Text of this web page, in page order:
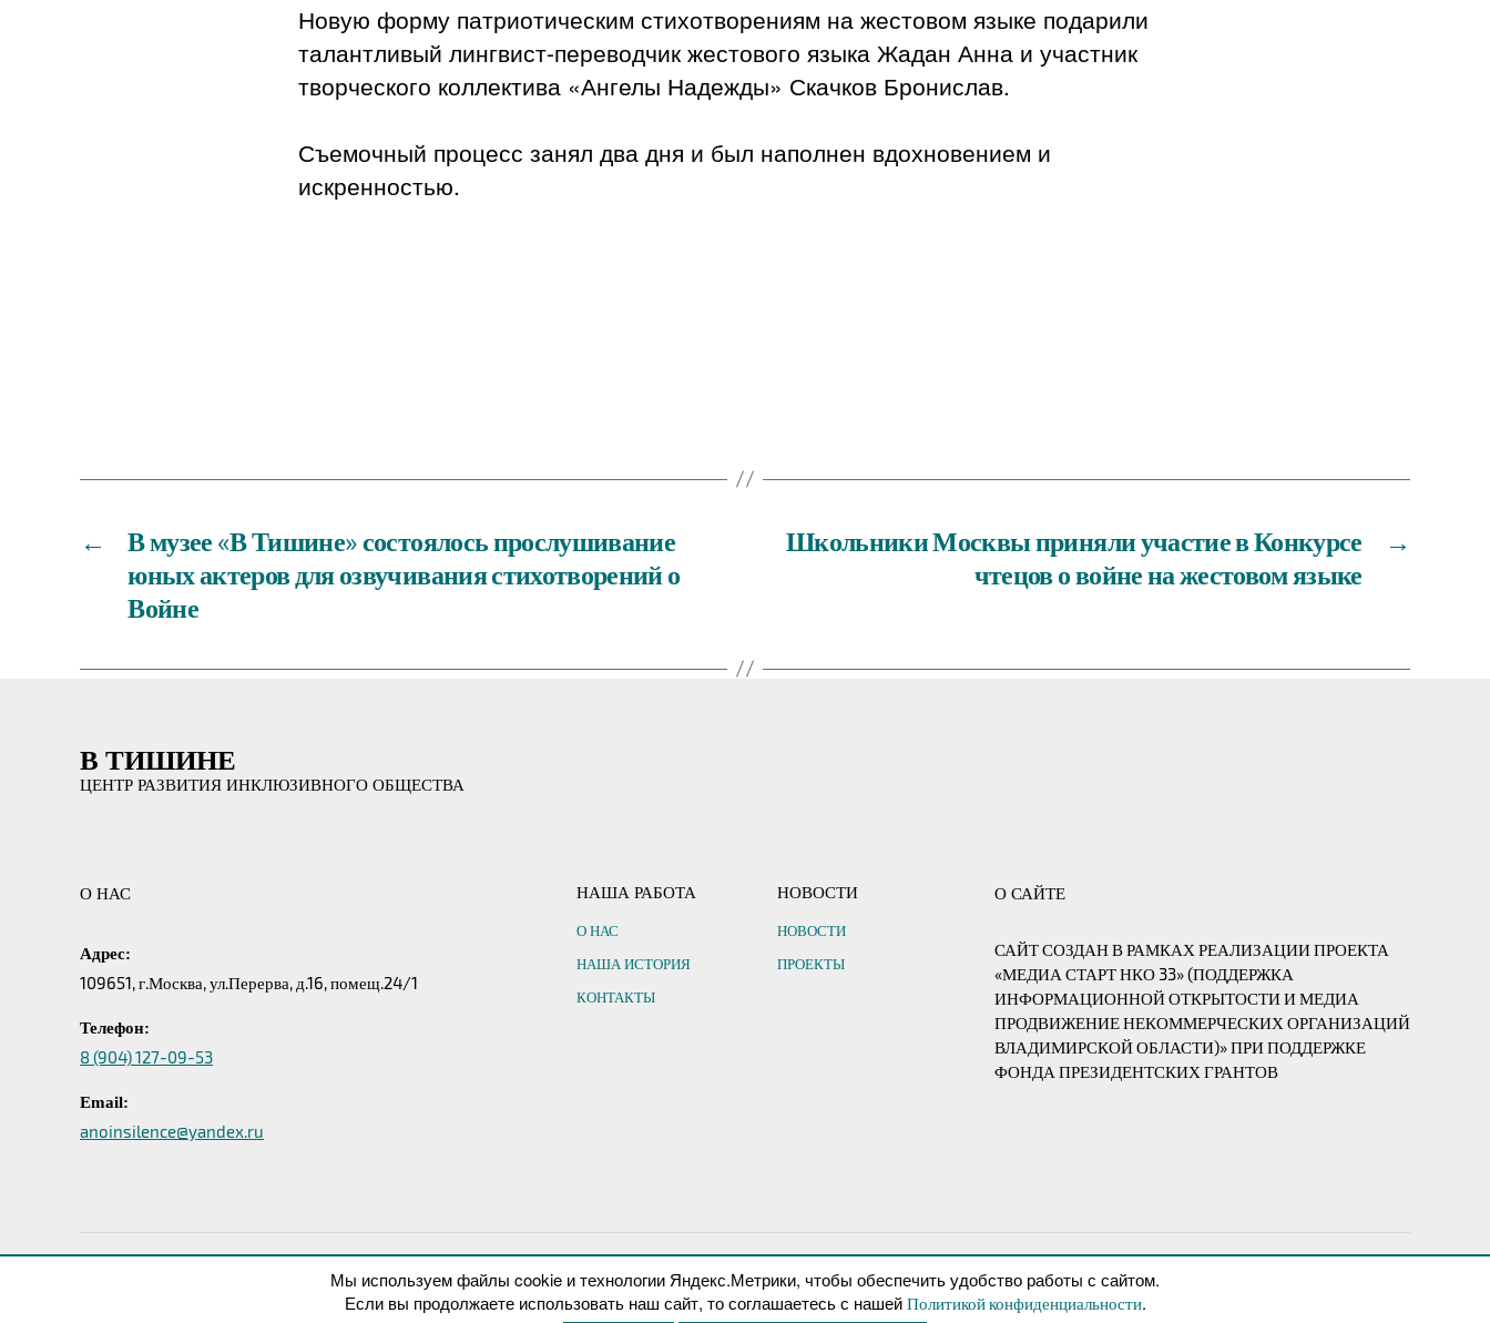
Новую форму патриотическим стихотворениям на жестовом языке подарили
талантливый лингвист-переводчик жестового языка Жадан Анна и участник
творческого коллектива «Ангелы Надежды» Скачков Бронислав.
Съемочный процесс занял два дня и был наполнен вдохновением и
искренностью.
←
В музее «В Тишине» состоялось прослушивание
юных актеров для озвучивания стихотворений о
Войне
→
Школьники Москвы приняли участие в Конкурсе
чтецов о войне на жестовом языке
В ТИШИНЕ
ЦЕНТР РАЗВИТИЯ ИНКЛЮЗИВНОГО ОБЩЕСТВА
О НАС
Адрес:
109651, г.Москва, ул.Перерва, д.16, помещ.24/1
Телефон:
8 (904) 127-09-53
Email:
anoinsilence@yandex.ru
НАША РАБОТА
О НАС
НАША ИСТОРИЯ
КОНТАКТЫ
НОВОСТИ
НОВОСТИ
ПРОЕКТЫ
О САЙТЕ
САЙТ СОЗДАН В РАМКАХ РЕАЛИЗАЦИИ ПРОЕКТА
«МЕДИА СТАРТ НКО 33» (ПОДДЕРЖКА
ИНФОРМАЦИОННОЙ ОТКРЫТОСТИ И МЕДИА
ПРОДВИЖЕНИЕ НЕКОММЕРЧЕСКИХ ОРГАНИЗАЦИЙ
ВЛАДИМИРСКОЙ ОБЛАСТИ)» ПРИ ПОДДЕРЖКЕ
ФОНДА ПРЕЗИДЕНТСКИХ ГРАНТОВ
Политика конфиденциальности Техническая поддержка сайта
Мы используем файлы cookie и технологии Яндекс.Метрики, чтобы обеспечить удобство работы с сайтом.
Если вы продолжаете использовать наш сайт, то соглашаетесь с нашей Политикой конфиденциальности.